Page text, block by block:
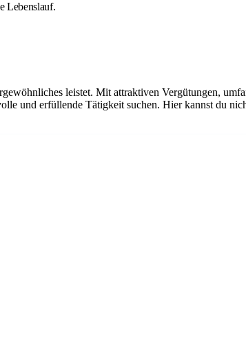
Lebenslauf.
leistet. Mit attraktiven Vergütungen,
und erfüllende Tätigkeit suchen. Hier kannst du